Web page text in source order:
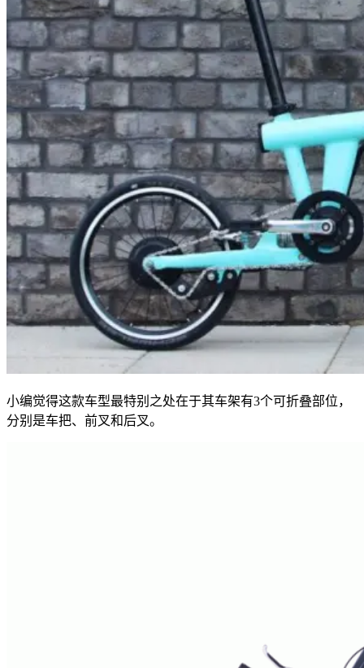
小编觉得这款车型最特别之处在于其车架有3个可折叠部位，
分别是车把、前叉和后叉。